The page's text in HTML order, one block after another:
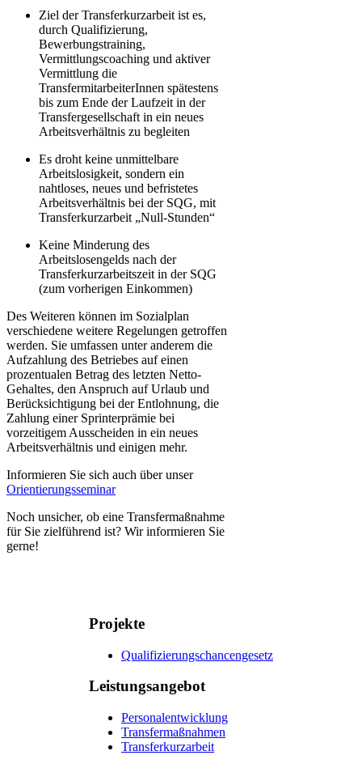
Ziel der Transferkurzarbeit ist es,
durch Qualifizierung,
Bewerbungstraining,
Vermittlungscoaching und aktiver
Vermittlung die
TransfermitarbeiterInnen spätestens
bis zum Ende der Laufzeit in der
Transfergesellschaft in ein neues
Arbeitsverhältnis zu begleiten
Es droht keine unmittelbare
Arbeitslosigkeit, sondern ein
nahtloses, neues und befristetes
Arbeitsverhältnis bei der SQG, mit
Transferkurzarbeit „Null-Stunden“
Keine Minderung des
Arbeitslosengelds nach der
Transferkurzarbeitszeit in der SQG
(zum vorherigen Einkommen)
Des Weiteren können im Sozialplan
verschiedene weitere Regelungen getroffen
werden. Sie umfassen unter anderem die
Aufzahlung des Betriebes auf einen
prozentualen Betrag des letzten Netto-
Gehaltes, den Anspruch auf Urlaub und
Berücksichtigung bei der Entlohnung, die
Zahlung einer Sprinterprämie bei
vorzeitigem Ausscheiden in ein neues
Arbeitsverhältnis und einigen mehr.
Informieren Sie sich auch über unser
Orientierungsseminar
Noch unsicher, ob eine Transfermaßnahme
für Sie zielführend ist? Wir informieren Sie
gerne!
Projekte
Qualifizierungschancengesetz
Leistungsangebot
Personalentwicklung
Transfermaßnahmen
Transferkurzarbeit